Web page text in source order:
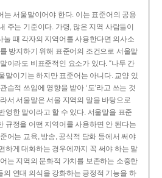
는 서울말이어야 한다. 이는 표준어의 공용
주는 기준이다. 가령, 많은 지역 사람들이
눌 때 각자의 지역어를 사용한다면 의사소
방지하기 위해 표준어의 조건으로 서울말
이라도 비표준적인 요소가 있다. “나두 간
말이기는 하지만 표준어는 아니다. 교양 있
습적 쓰임에 영향을 받아 ‘도’라고 쓰는 것
서 서울말은 서울 지역의 말을 바탕으로
영한 말이라고 할 수 있다. 서울말을 표준
규정을 어떤 지역어를 사용하면 안 된다는
어는 교육, 방송, 공식적 담화 등에서 써야
하게 대화하는 경우에까지 꼭 써야 하는 말
는 지역의 문화적 가치를 보존하는 소중한
의 연대 의식을 강화하는 긍정적 기능을 하